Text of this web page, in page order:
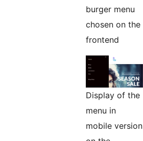
burger menu
chosen on the
frontend
Display of the
menu in
mobile version